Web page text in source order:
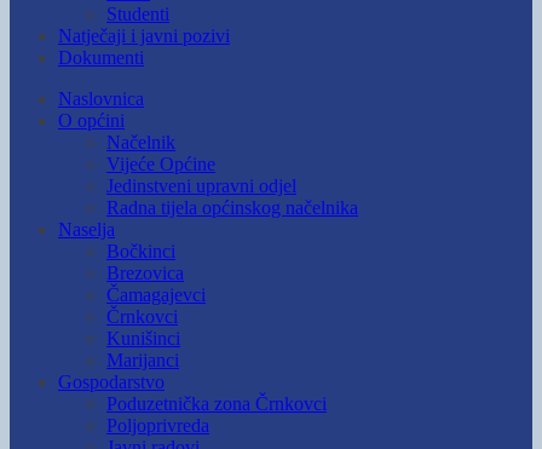
Studenti
Natječaji i javni pozivi
Dokumenti
Naslovnica
O općini
Načelnik
Vijeće Općine
Jedinstveni upravni odjel
Radna tijela općinskog načelnika
Naselja
Bočkinci
Brezovica
Čamagajevci
Črnkovci
Kunišinci
Marijanci
Gospodarstvo
Poduzetnička zona Črnkovci
Poljoprivreda